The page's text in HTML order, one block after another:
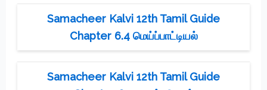
Samacheer Kalvi 12th Tamil Guide
Chapter 6.4 மெய்ப்பாட்டியல்
Samacheer Kalvi 12th Tamil Guide